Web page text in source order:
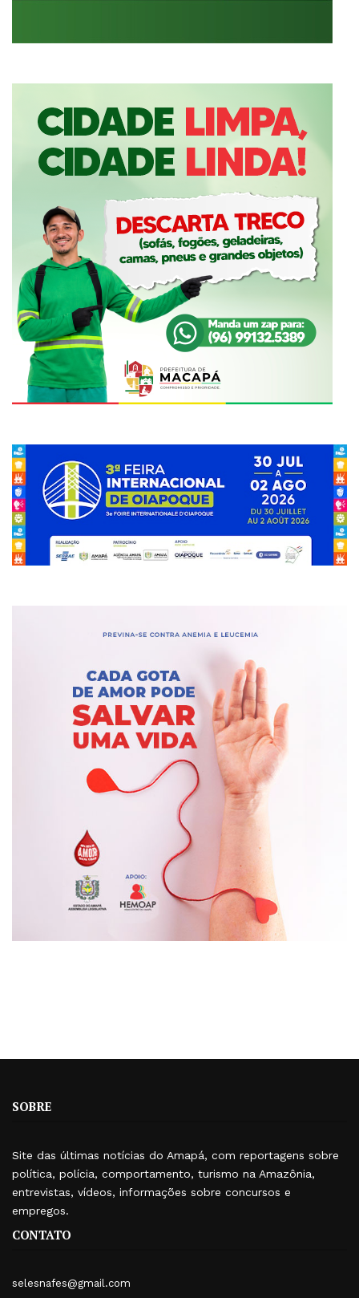
SOBRE
Site das últimas notícias do Amapá, com reportagens sobre
política, polícia, comportamento, turismo na Amazônia,
entrevistas, vídeos, informações sobre concursos e
empregos.
CONTATO
selesnafes@gmail.com